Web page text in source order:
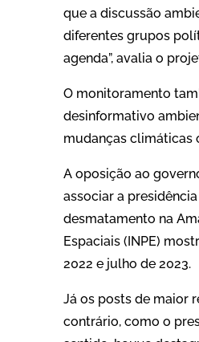
que a discussão
diferentes grupos
agenda”, avalia o
O monitoramento
desinformativo
mudanças climáticas
A oposição ao
associar a
desmatamento na
Espaciais (INPE)
2022 e julho de 2023.
Já os posts de maior
contrário, como o